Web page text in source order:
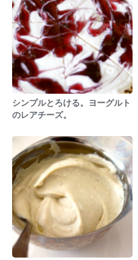
シンプルとろける。ヨーグルト
のレアチーズ。